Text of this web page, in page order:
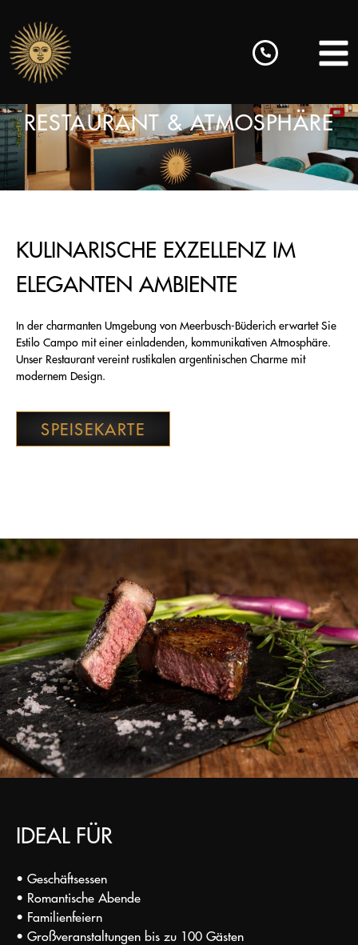
RESTAURANT & ATMOSPHÄRE
KULINARISCHE EXZELLENZ IM
ELEGANTEN AMBIENTE
In der charmanten Umgebung von Meerbusch-Büderich erwartet Sie
Estilo Campo mit einer einladenden, kommunikativen Atmosphäre.
Unser Restaurant vereint rustikalen argentinischen Charme mit
modernem Design.
SPEISEKARTE
IDEAL FÜR
• Geschäftsessen
• Romantische Abende
• Familienfeiern
• Großveranstaltungen bis zu 100 Gästen